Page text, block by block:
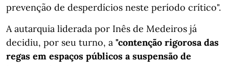
prevenção de desperdícios neste período crítico".
A autarquia liderada por Inês de Medeiros já
decidiu, por seu turno, a "contenção rigorosa das
regas em espaços públicos a suspensão de